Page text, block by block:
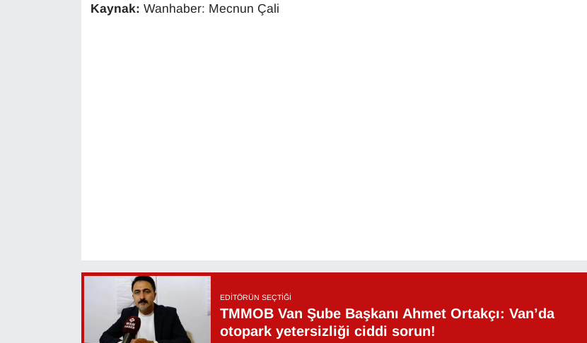
Kaynak: Wanhaber: Mecnun Çali
EDITÖRÜN SEÇTIĞI
TMMOB Van Şube Başkanı Ahmet Ortakçı: Van’da
otopark yetersizliği ciddi sorun!